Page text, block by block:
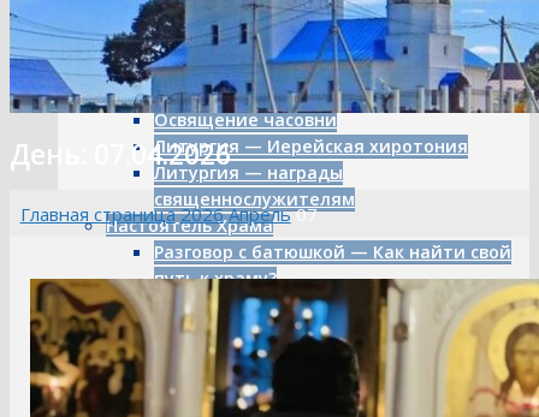
Литургия о мире
Литургия в честь Иоанна
Кронштадтского
Литургия — о мире
Освящение часовни
Литургия — Иерейская хиротония
Литургия — награды
священнослужителям
Настоятель Храма
Разговор с батюшкой — Как найти свой
путь к храму?
Посиделки у батюшки
Часовня
День: 07.04.2026
Главная страница 2026 Апрель 07